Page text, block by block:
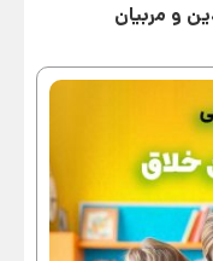
و مربیان